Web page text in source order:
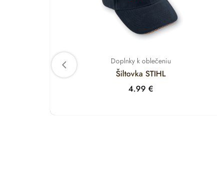
Doplnky k oblečeniu
Šiltovka STIHL
4.99 €